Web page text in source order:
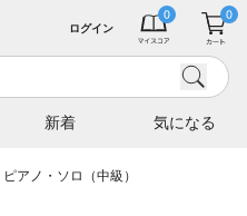
新着 気になる
ログイン
ピアノ・ソロ（中級）